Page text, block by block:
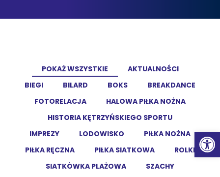
POKAŻ WSZYSTKIE
AKTUALNOŚCI
BIEGI
BILARD BOKS
BREAKDANCE
FOTORELACJA
HALOWA PIŁKA NOŻNA
HISTORIA KĘTRZYŃSKIEGO SPORTU
IMPREZY
LODOWISKO
PIŁKA NOŻNA
PIŁKA RĘCZNA
PIŁKA SIATKOWA
ROLKI
SIATKÓWKA PLAŻOWA
SZACHY